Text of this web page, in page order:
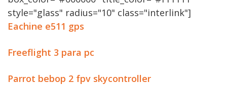
style="glass" radius="10" class="interlink"]
Eachine e511 gps
Freeflight 3 para pc
Parrot bebop 2 fpv skycontroller